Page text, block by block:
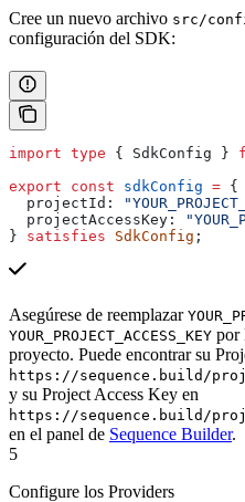
Cree un nuevo archivo src/
configuración del SDK:
import type { SdkConfig }
export const sdkConfig = {
  projectId:
  projectAccessKey:
} satisfies SdkConfig ;
Asegúrese de reemplazar
YOUR_PROJECT_ACCESS_KEY por
proyecto. Puede encontrar su
https://sequence.build/
y su Project Access Key en
https://sequence.build/
en el panel de Sequence Builder.
5
Configure los Providers